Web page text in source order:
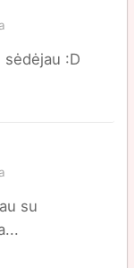
:D
su